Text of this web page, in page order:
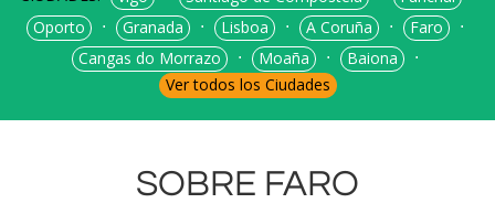
Oporto
⋅ Granada ⋅ Lisboa ⋅ A Coruña ⋅ Faro
⋅
Cangas do Morrazo
⋅ Moaña ⋅ Baiona
⋅
Ver todos los Ciudades
SOBRE FARO